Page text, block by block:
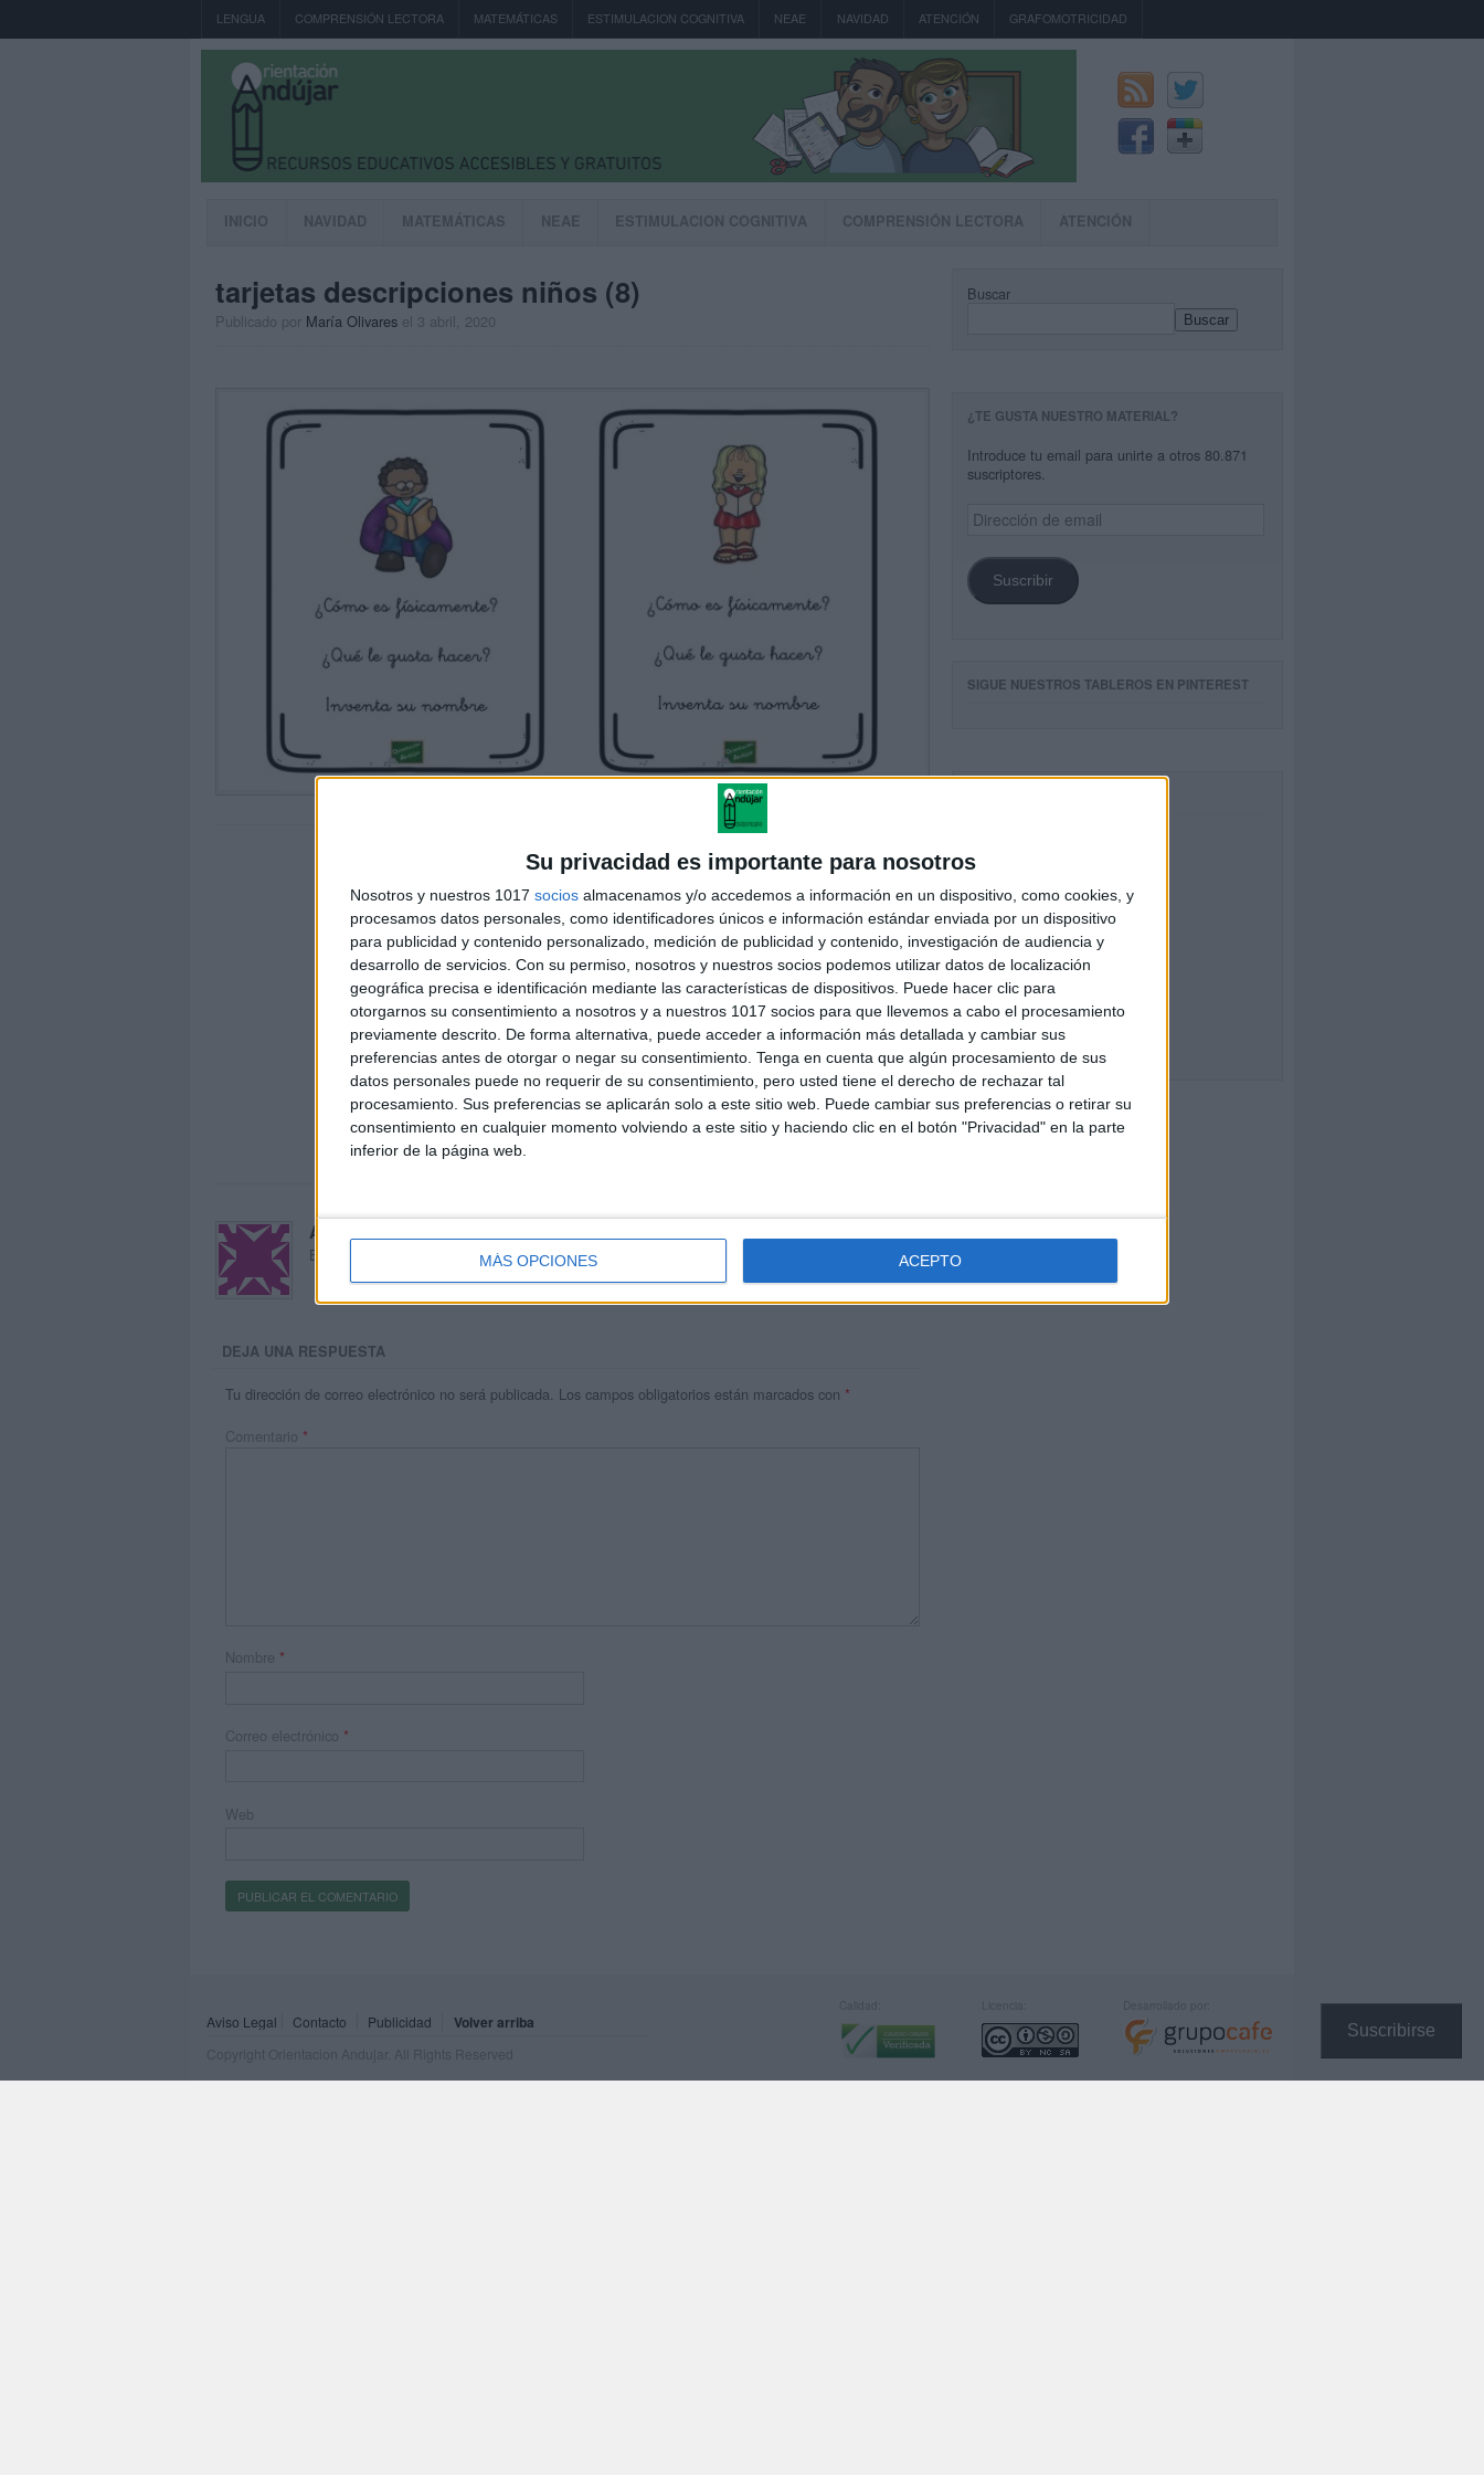
Su privacidad es importante para nosotros
Nosotros y nuestros 1017 socios almacenamos y/o accedemos a información en un dispositivo, como cookies, y
procesamos datos personales, como identificadores únicos e información estándar enviada por un dispositivo
para publicidad y contenido personalizado, medición de publicidad y contenido, investigación de audiencia y
desarrollo de servicios. Con su permiso, nosotros y nuestros socios podemos utilizar datos de localización
geográfica precisa e identificación mediante las características de dispositivos. Puede hacer clic para
otorgarnos su consentimiento a nosotros y a nuestros 1017 socios para que llevemos a cabo el procesamiento
previamente descrito. De forma alternativa, puede acceder a información más detallada y cambiar sus
preferencias antes de otorgar o negar su consentimiento. Tenga en cuenta que algún procesamiento de sus
datos personales puede no requerir de su consentimiento, pero usted tiene el derecho de rechazar tal
procesamiento. Sus preferencias se aplicarán solo a este sitio web. Puede cambiar sus preferencias o retirar su
consentimiento en cualquier momento volviendo a este sitio y haciendo clic en el botón "Privacidad" en la parte
inferior de la página web.
MÁS OPCIONES ACEPTO
Suscribirse
LENGUA COMPRENSIÓN LECTORA MATEMÁTICAS ESTIMULACION COGNITIVA NEAE NAVIDAD ATENCIÓN GRAFOMOTRICIDAD
INICIO NAVIDAD MATEMÁTICAS NEAE ESTIMULACION COGNITIVA COMPRENSIÓN LECTORA ATENCIÓN
tarjetas descripciones niños (8)
Publicado por María Olivares el 3 abril, 2020
Acerca de María Olivares
El autor no ha proporcionado ninguna información.
DEJA UNA RESPUESTA
Tu dirección de correo electrónico no será publicada. Los campos obligatorios están marcados con *
Comentario *
Nombre *
Correo electrónico *
Web
Buscar
Buscar
¿TE GUSTA NUESTRO MATERIAL?
Introduce tu email para unirte a otros 80.871
suscriptores.
Dirección
de
Suscribir
SIGUE NUESTROS TABLEROS EN PINTEREST
Aviso Legal Contacto Publicidad Volver arriba